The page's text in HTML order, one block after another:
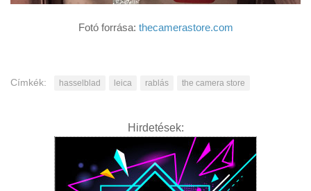
Fotó forrása: thecamerastore.com
Címkék: hasselblad leica rablás the camera store
Hirdetések: